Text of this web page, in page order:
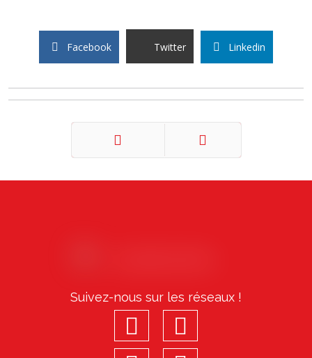
Facebook Twitter Linkedin
Suivez-nous sur les réseaux !
facebook